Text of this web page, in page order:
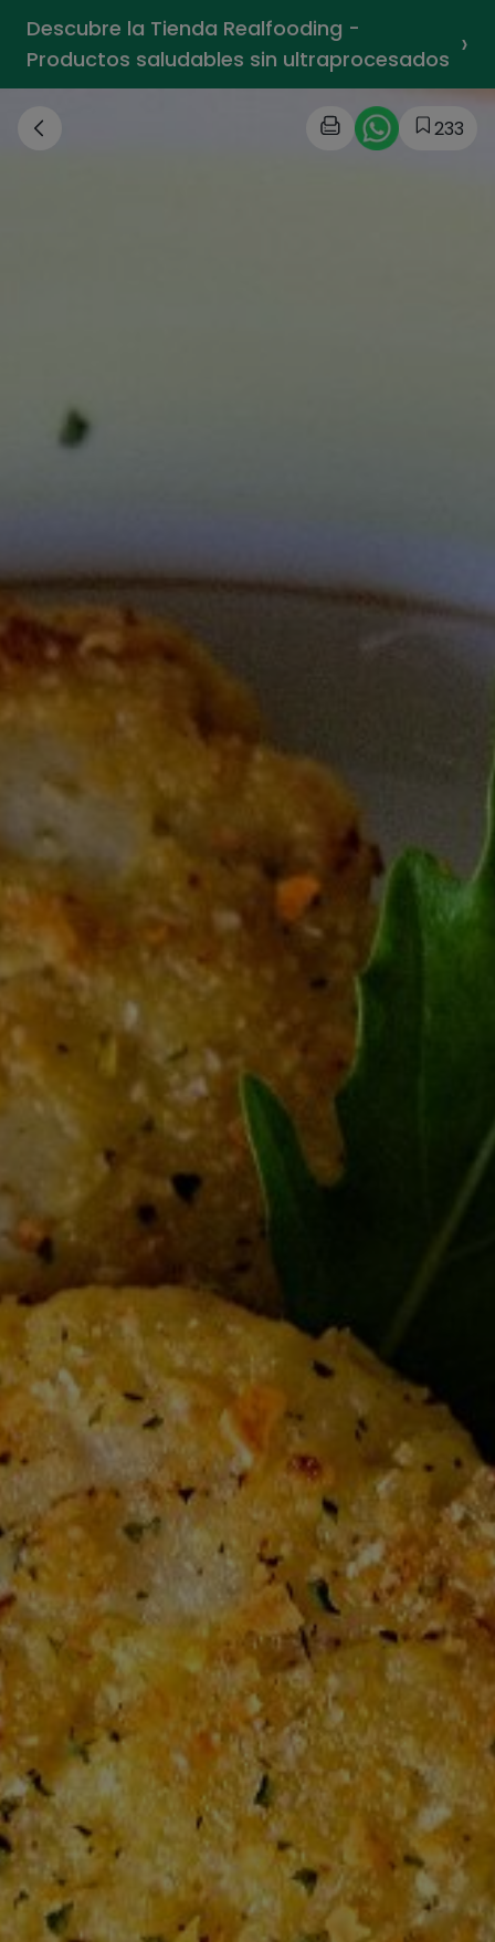
Descubre la Tienda Realfooding -
Productos saludables sin ultraprocesados ›
233